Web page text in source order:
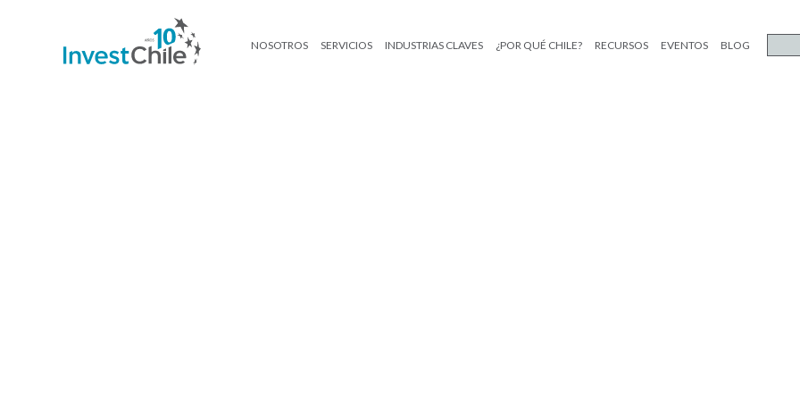
NOSOTROS SERVICIOS INDUSTRIAS CLAVES ¿POR QUÉ CHILE? RECURSOS EVENTOS BLOG